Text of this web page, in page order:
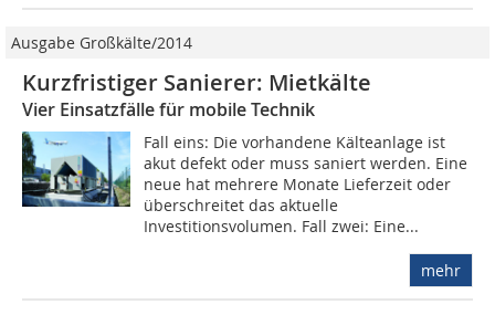
Ausgabe Großkälte/2014
Kurzfristiger Sanierer: Mietkälte
Vier Einsatzfälle für mobile Technik
Fall eins: Die vorhandene Kälteanlage ist
akut defekt oder muss saniert werden. Eine
neue hat mehrere Monate Lieferzeit oder
überschreitet das aktuelle
Investitionsvolumen. Fall zwei: Eine...
mehr